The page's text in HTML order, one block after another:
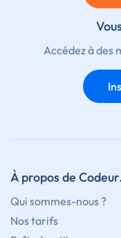
Accédez à des
À propos de
Qui sommes-nous ?
Nos tarifs